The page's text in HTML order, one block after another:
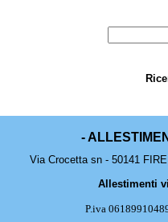
-
Via Crocetta sn - 50141
Allestimenti
P.iva